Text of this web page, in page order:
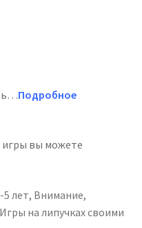
Подробное
игры вы можете
5 лет, Внимание,
Игры на липучках своими